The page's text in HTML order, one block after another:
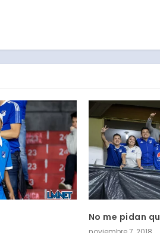
No me pidan